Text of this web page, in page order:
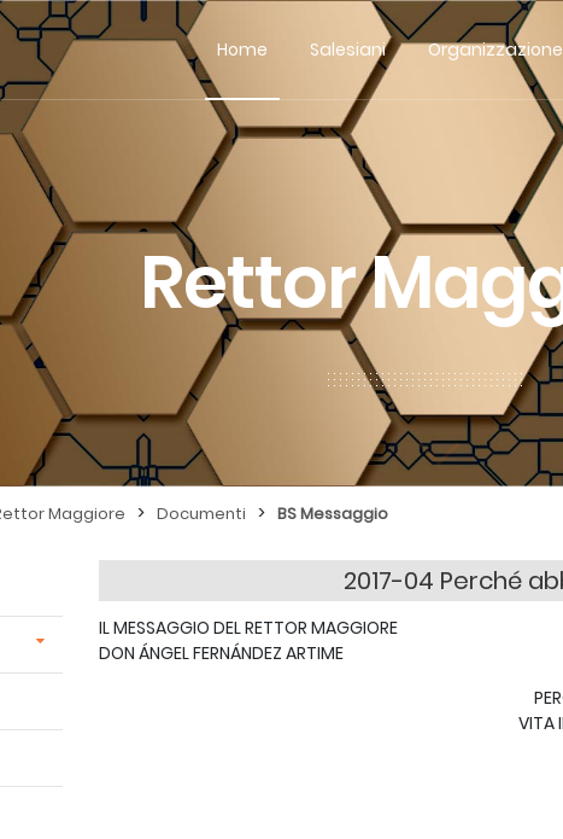
Home Salesiani Organizzazione
Rettor
Maggiore > Documenti > BS Messaggio
2017-04 Perché
IL MESSAGGIO DEL RETTOR MAGGIORE
DON ÁNGEL FERNÁNDEZ ARTIME
VITA